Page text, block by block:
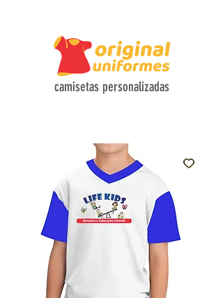
camisetas personalizadas